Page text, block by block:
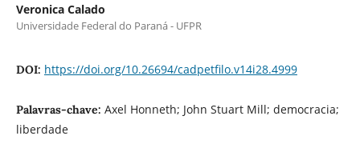
Veronica Calado
Universidade Federal do Paraná - UFPR
DOI: https://doi.org/10.26694/cadpetfilo.v14i28.4999
Palavras-chave: Axel Honneth; John Stuart Mill; democracia;
liberdade